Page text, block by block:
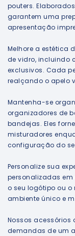
pouters.
garantem uma
apresentação
Melhore a estética
de vidro, incluindo
exclusivos. Cada
realçando o apelo
Mantenha-se
organizadores de
bandejas. Eles
misturadores
configuração do
Personalize sua
personalizadas em
o seu logótipo ou o
ambiente único e
Nossos
demandas de um